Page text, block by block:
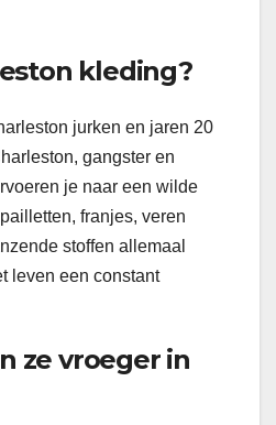
kleding?
jurken en jaren 20
gangster en
je naar een wilde
franjes, veren
stoffen allemaal
leven een constant
ze vroeger in